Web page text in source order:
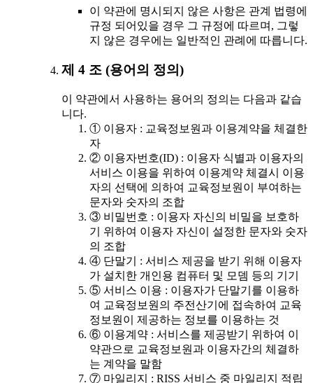
이 약관에 명시되지 않은 사항은 관계 법령에
규정 되어있을 경우 그 규정에 따르며, 그렇
지 않은 경우에는 일반적인 관례에 따릅니다.
제 4 조 (용어의 정의)
이 약관에서 사용하는 용어의 정의는 다음과 같습
니다.
① 이용자 : 교육정보원과 이용계약을 체결한
자
② 이용자번호(ID) : 이용자 식별과 이용자의
서비스 이용을 위하여 이용계약 체결시 이용
자의 선택에 의하여 교육정보원이 부여하는
문자와 숫자의 조합
③ 비밀번호 : 이용자 자신의 비밀을 보호하
기 위하여 이용자 자신이 설정한 문자와 숫자
의 조합
④ 단말기 : 서비스 제공을 받기 위해 이용자
가 설치한 개인용 컴퓨터 및 모뎀 등의 기기
⑤ 서비스 이용 : 이용자가 단말기를 이용하
여 교육정보원의 주전산기에 접속하여 교육
정보원이 제공하는 정보를 이용하는 것
⑥ 이용계약 : 서비스를 제공받기 위하여 이
약관으로 교육정보원과 이용자간의 체결하
는 계약을 말함
⑦ 마일리지 : RISS 서비스 중 마일리지 적립